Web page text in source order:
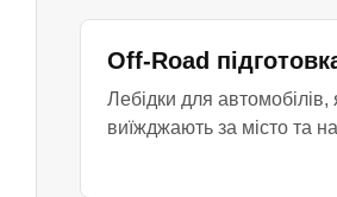
Off-Road
Лебідки для автомобілів,
виїжджають за місто та